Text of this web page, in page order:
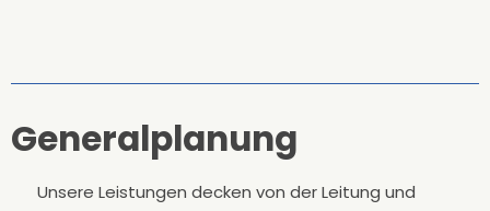
Generalplanung
Unsere Leistungen decken von der Leitung und